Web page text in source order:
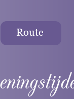
Route